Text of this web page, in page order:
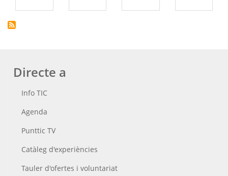
Directe a
Info TIC
Agenda
Punttic TV
Catàleg d'experiències
Tauler d'ofertes i voluntariat